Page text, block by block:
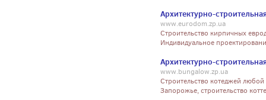
Архитектурно-
www.eurodom.zp.ua
Строительство кирпичных
Индивидуальное
Архитектурно-
www.bungalow.zp.ua
Строительство котеджей
Запорожье, строительство